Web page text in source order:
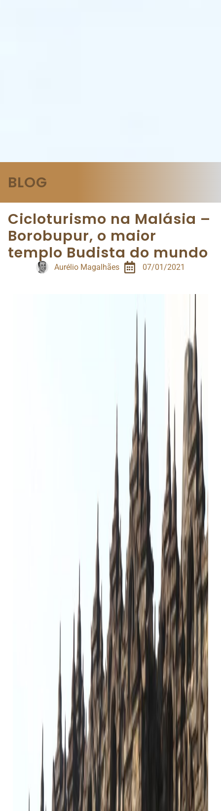
BLOG
Cicloturismo na Malásia –
Borobupur, o maior
templo Budista do mundo
Aurélio Magalhães 07/01/2021